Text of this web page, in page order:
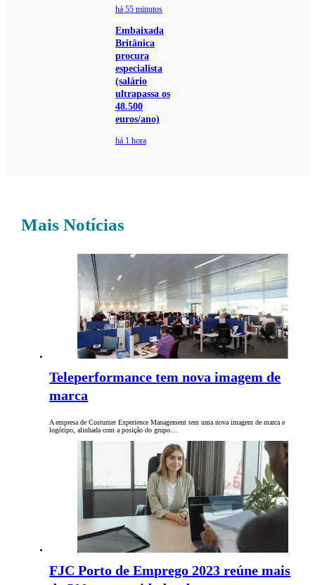
há 55 minutos
Embaixada
Britânica
procura
especialista
(salário
ultrapassa os
48.500
euros/ano)
há 1 hora
Mais Notícias
Teleperformance tem nova imagem de
marca
A empresa de Costumer Experience Management tem uma nova imagem de marca e
logótipo, alinhada com a posição do grupo…
FJC Porto de Emprego 2023 reúne mais